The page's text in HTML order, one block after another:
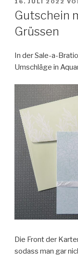
AM
16. JULI 2022
Gutschein
Grüssen
In der Sale-a-
Umschläge in
Die Front der
sodass man gar